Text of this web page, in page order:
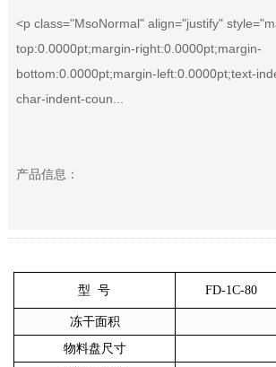
<p class="MsoNormal" align="justify"
top:0.0000pt;margin-right:0.0000pt;margin-
bottom:0.0000pt;margin-left:0.0000pt;text-
char-indent-coun...
产品信息：
型 号 FD-1C-80
冻干面积
物料盘尺寸